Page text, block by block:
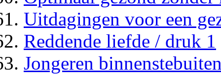
Uitdagingen voor een
Reddende liefde / druk 1
Jongeren